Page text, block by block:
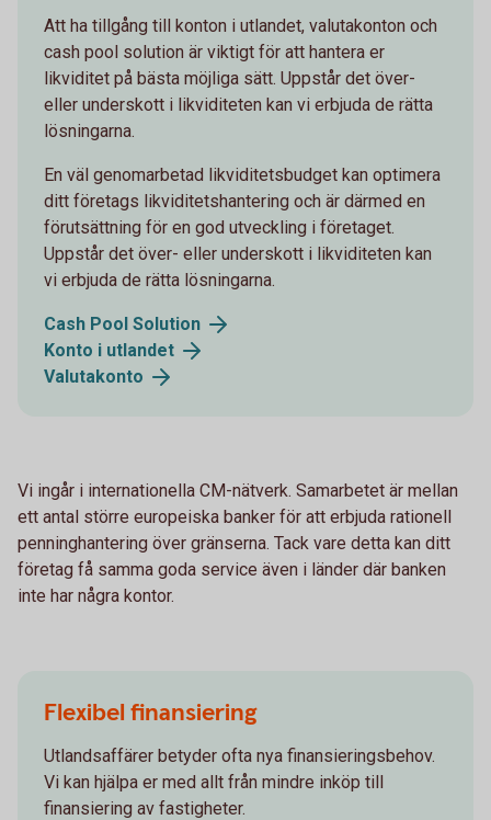
Att ha tillgång till konton i utlandet, valutakonton och
cash pool solution är viktigt för att hantera er
likviditet på bästa möjliga sätt. Uppstår det över-
eller underskott i likviditeten kan vi erbjuda de rätta
lösningarna.
En väl genomarbetad likviditetsbudget kan optimera
ditt företags likviditetshantering och är därmed en
förutsättning för en god utveckling i företaget.
Uppstår det över- eller underskott i likviditeten kan
vi erbjuda de rätta lösningarna.
Cash Pool Solution
Konto i utlandet
Valutakonto
Vi ingår i internationella CM-nätverk. Samarbetet är mellan
ett antal större europeiska banker för att erbjuda rationell
penninghantering över gränserna. Tack vare detta kan ditt
företag få samma goda service även i länder där banken
inte har några kontor.
Flexibel finansiering
Utlandsaffärer betyder ofta nya finansieringsbehov.
Vi kan hjälpa er med allt från mindre inköp till
finansiering av fastigheter.